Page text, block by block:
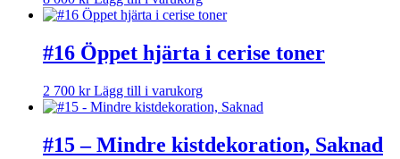
#16 Öppet hjärta i cerise toner
2 700 kr Lägg till i varukorg
#15 – Mindre kistdekoration, Saknad